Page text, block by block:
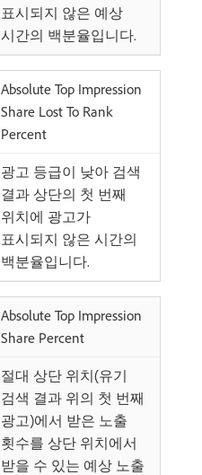
표시되지 않은 예상
시간의 백분율입니다.
Absolute Top Impression
Share Lost To Rank
Percent
광고 등급이 낮아 검색
결과 상단의 첫 번째
위치에 광고가
표시되지 않은 시간의
백분율입니다.
Absolute Top Impression
Share Percent
절대 상단 위치(유기
검색 결과 위의 첫 번째
광고)에서 받은 노출
횟수를 상단 위치에서
받을 수 있는 예상 노출